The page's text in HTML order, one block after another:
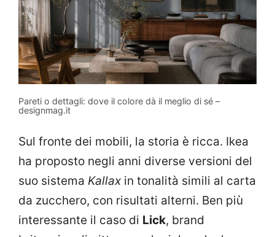
Pareti o dettagli: dove il colore dà il meglio di sé –
designmag.it
Sul fronte dei mobili, la storia è ricca. Ikea
ha proposto negli anni diverse versioni del
suo sistema Kallax in tonalità simili al carta
da zucchero, con risultati alterni. Ben più
interessante il caso di Lick, brand